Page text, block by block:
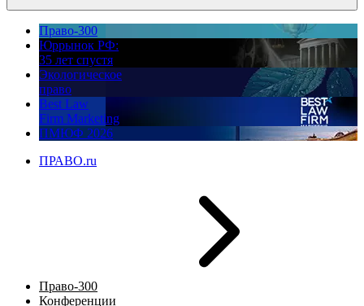
Право-300
Юррынок РФ:
35 лет спустя
Экологическое
право
Best Law
Firm Marketing
ПМЮФ 2026
ПРАВО.ru
Право-300
Конференции